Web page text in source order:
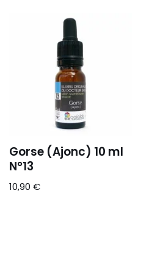
Gorse (Ajonc) 10 ml
N°13
10,90 €